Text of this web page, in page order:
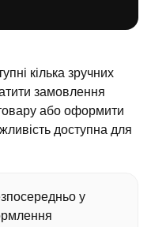
кілька зручних
замовлення
або оформити
доступна для
у